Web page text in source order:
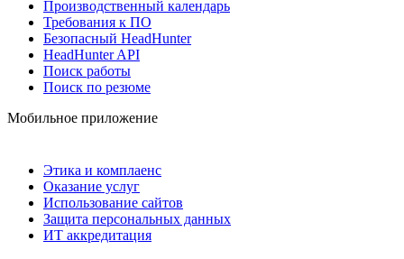
Производственный календарь
Требования к ПО
Безопасный HeadHunter
HeadHunter API
Поиск работы
Поиск по резюме
Мобильное приложение
Этика и комплаенс
Оказание услуг
Использование сайтов
Защита персональных данных
ИТ аккредитация